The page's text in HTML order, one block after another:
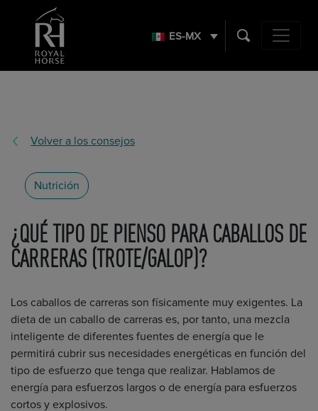
ES-MX
Main
Nutrición
Volver a los consejos
¿QUÉ TIPO DE PIENSO PARA CABALLOS DE
CARRERAS (TROTE/GALOP)?
Los caballos de carreras son físicamente muy exigentes. La
dieta de un caballo de carreras es, por tanto, una mezcla
inteligente de diferentes fuentes de energía que le
permitirá cubrir sus necesidades energéticas en función del
tipo de esfuerzo que tenga que realizar. Hablamos de
energía para esfuerzos largos o de energía para esfuerzos
cortos y explosivos.